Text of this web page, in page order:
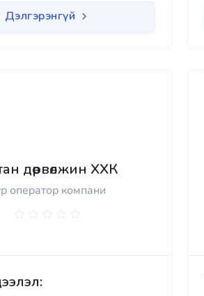
Дэлгэрэнгүй
дөрвөлжин ХХК
оператор компани